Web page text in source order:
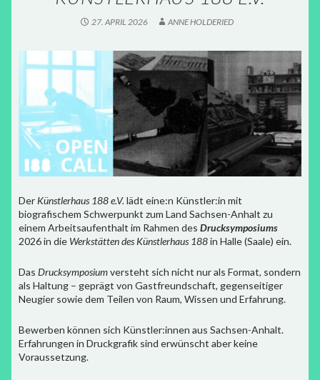
27. APRIL 2026 ANNE HOLDERIED
Der Künstlerhaus 188 e.V. lädt eine:n Künstler:in mit
biografischem Schwerpunkt zum Land Sachsen-Anhalt zu
einem Arbeitsaufenthalt im Rahmen des Drucksymposiums
2026 in die Werkstätten des Künstlerhaus 188in Halle (Saale) ein.
Das Drucksymposiumversteht sich nicht nur als Format, sondern
als Haltung – geprägt von Gastfreundschaft, gegenseitiger
Neugier sowie dem Teilen von Raum, Wissen und Erfahrung.
Bewerben können sich Künstler:innen aus Sachsen-Anhalt.
Erfahrungen in Druckgrafik sind erwünscht aber keine
Voraussetzung.